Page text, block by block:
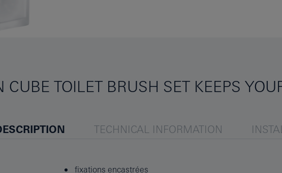
CUBE TOILET BRUSH SET KEEPS
TECHNICAL INFORMATION
fixations encastrées